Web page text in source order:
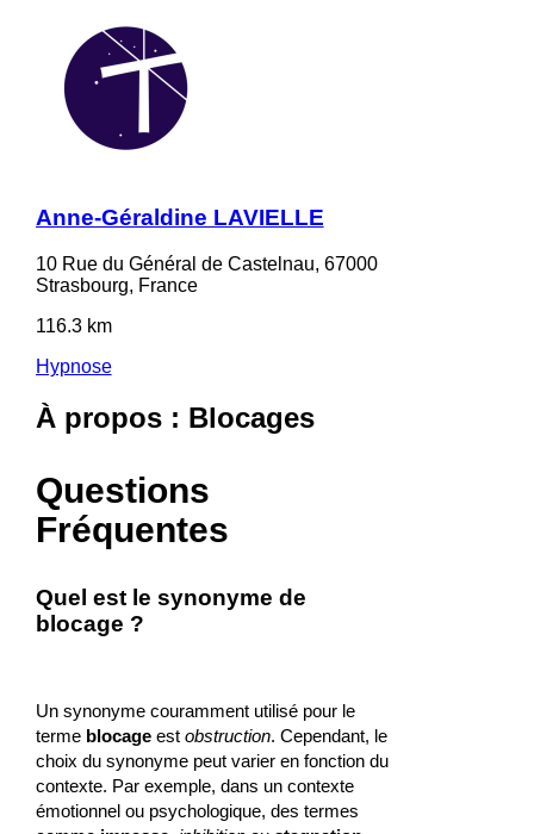
Anne-Géraldine LAVIELLE
10 Rue du Général de Castelnau, 67000
Strasbourg, France
116.3 km
Hypnose
À propos : Blocages
Questions
Fréquentes
Quel est le synonyme de
blocage ?
Un synonyme couramment utilisé pour le
terme blocageest obstruction. Cependant, le
choix du synonyme peut varier en fonction du
contexte. Par exemple, dans un contexte
émotionnel ou psychologique, des termes